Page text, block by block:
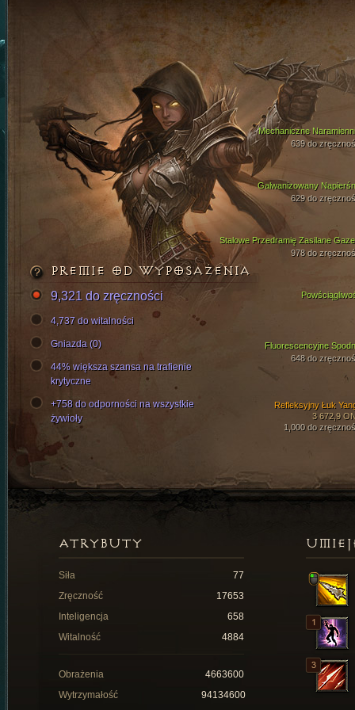
Galwanizowany
629 do
Stalowe Przedramię Zasilane
978 do
Mechaniczne
639 do
Fluorescencyjne
648 do
Refleksyjny Łuk
3 672,9
1,000 do
PREMIE OD WYPOSAŻENIA
9,321 do zręczności
4,737 do witalności
Gniazda (0)
44% większa szansa na trafienie
krytyczne
+758 do odporności na wszystkie
żywioły
ATRYBUTY
Siła
77
Zręczność
17653
Inteligencja
658
Witalność
4884
Obrażenia
4663600
Wytrzymałość
94134600